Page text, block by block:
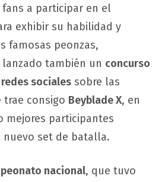
a participar en el
exhibir su habilidad y
famosas peonzas,
lanzado también un concurso
redes sociales sobre las
trae consigo Beyblade X, en
mejores participantes
nuevo set de batalla.
nacional, que tuvo